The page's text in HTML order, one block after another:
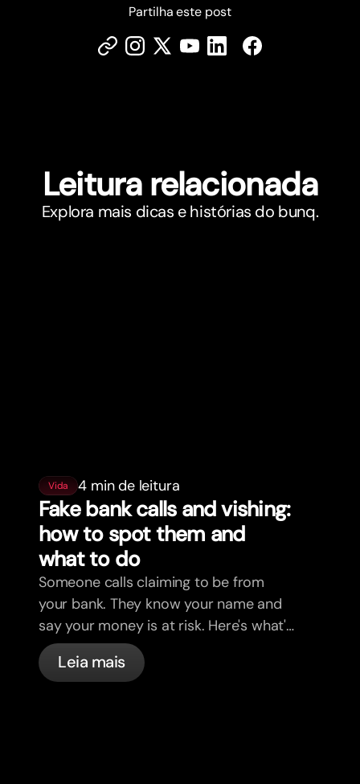
Partilha este post
Leitura relacionada
Explora mais dicas e histórias do bunq.
Vida 4 min de leitura
Fake bank calls and vishing:
how to spot them and
what to do
Someone calls claiming to be from
your bank. They know your name and
say your money is at risk. Here's what's
actually happening, and what to do.
Leia mais